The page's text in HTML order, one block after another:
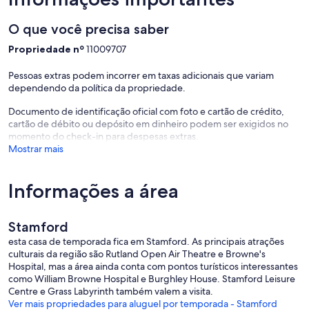
broadband available in the office is superfast.
The courtyard garden has a bistro table and chairs for you enjoy
alfresco dinners or drinks under the stars.
Just a 10 mins walk to train station and a 30 minute walk to Burghley
House.
Enhance your stay with our bespoke guest concierge service,
unique local adventures to beautiful flowers, celebratory balloons
and indulgent hampers. Please contact the We Stay team for more
information.
Other Things to Note:
O que você precisa saber
Propriedade nº11009707
Pessoas extras podem incorrer em taxas adicionais que variam
dependendo da política da propriedade.
Documento de identificação oficial com foto e cartão de crédito,
cartão de débito ou depósito em dinheiro podem ser exigidos no
momento do check-in para despesas extras.
Mostrar mais
Informações a área
Stamford
esta casa de temporada fica em Stamford. As principais atrações
culturais da região são Rutland Open Air Theatre e Browne's
Hospital, mas a área ainda conta com pontos turísticos interessantes
como William Browne Hospital e Burghley House. Stamford Leisure
Centre e Grass Labyrinth também valem a visita.
Ver mais propriedades para aluguel por temporada - Stamford